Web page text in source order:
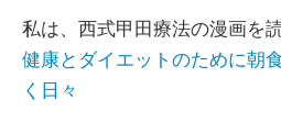
私は、西式甲田療法の漫画を
健康とダイエットのために朝
く日々